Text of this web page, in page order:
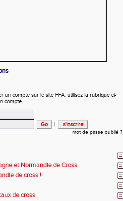
un compte sur le site FFA, utilisez la rubrique ci-
compte.
|
mot de passe oublié ?
et Normandie de Cross
de cross !
de cross